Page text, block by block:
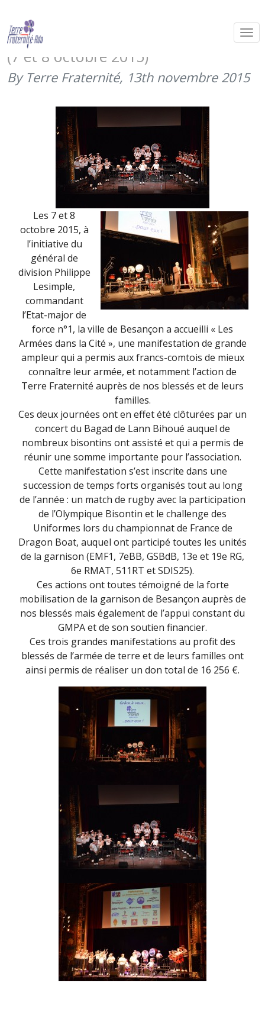
Avec « Les Armées dans la Cité »,
Besançon soutient Terre Fraternité
(7 et 8 octobre 2015)
By Terre Fraternité, 13th novembre 2015
Les 7 et 8
octobre 2015, à
l’initiative du
général de
division Philippe
Lesimple,
commandant
l’Etat-major de
force n°1, la ville de Besançon a accueilli « Les
Armées dans la Cité », une manifestation de grande
ampleur qui a permis aux francs-comtois de mieux
connaître leur armée, et notamment l’action de
Terre Fraternité auprès de nos blessés et de leurs
familles.
Ces deux journées ont en effet été clôturées par un
concert du Bagad de Lann Bihoué auquel de
nombreux bisontins ont assisté et qui a permis de
réunir une somme importante pour l’association.
Cette manifestation s’est inscrite dans une
succession de temps forts organisés tout au long
de l’année : un match de rugby avec la participation
de l’Olympique Bisontin et le challenge des
Uniformes lors du championnat de France de
Dragon Boat, auquel ont participé toutes les unités
de la garnison (EMF1, 7eBB, GSBdB, 13e et 19e RG,
6e RMAT, 511RT et SDIS25).
Ces actions ont toutes témoigné de la forte
mobilisation de la garnison de Besançon auprès de
nos blessés mais également de l’appui constant du
GMPA et de son soutien financier.
Ces trois grandes manifestations au profit des
blessés de l’armée de terre et de leurs familles ont
ainsi permis de réaliser un don total de 16 256 €.